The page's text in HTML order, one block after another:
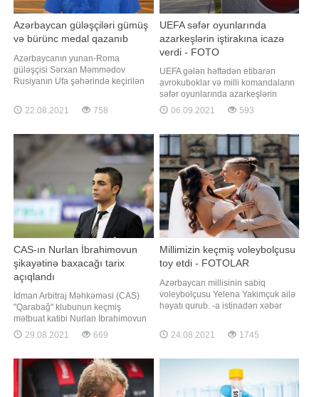
Azərbaycan güləşçiləri gümüş
və bürünc medal qazanıb
Azərbaycanın yunan-Roma
güləşçisi Sərxan Məmmədov
Rusiyanın Ufa şəhərində keçirilən
final görüşünə çıxıb. 130 kq çəki
dərəcəsində mübarizə aparan
üz-üzə gəlib. Rəqibinə 1:3 hesabı
ilə məğlub olan Məmmədov gümüş
medalla kifayətlənib. 5
22.08.2021 758
UEFA səfər oyunlarında
azarkeşlərin iştirakına icazə
verdi - FOTO
UEFA gələn həftədən etibarən
avrokuboklar və milli komandaların
səfər oyunlarında azarkeşlərin
iştirakına izacə verib. Bu barədə
Avropa Futbol Azarkeşləri (FSE)
pandemiya ilə bağlı bütün
qaydalara əməl etməsinin vacibliyi
qeyd olunub
06.09.2021 593
CAS-ın Nurlan İbrahimovun
şikayətinə baxacağı tarix
açıqlandı
İdman Arbitraj Məhkəməsi (CAS)
"Qarabağ" klubunun keçmiş
mətbuat katibi Nurlan İbrahimovun
UEFA-ya qarşı şikayət ərizəsinə
baxacaq. Dinləmələr oktyabrın 8-nə
İbrahimov 44 günlük müharibə
zamanı "Facebook" hesabında
ermənilərlə bağlı paylaşımın
29.08.2021 669
Millimizin keçmiş voleybolçusu
toy etdi - FOTOLAR
Azərbaycan millisinin sabiq
voleybolçusu Yelena Yakimçuk ailə
həyatı qurub. -a istinadən xəbər
mərasimi vətəni Ukraynada baş
tutub. Xanım voleybolçu Dmitri
gerçəkləşib. Cütlük şad gününü
Kiyev vilayətind
24.08.2021 1745